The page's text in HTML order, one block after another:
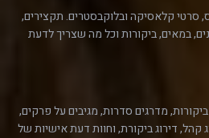
סרטי קלאסיקה ובלוקבסטרים. תקצירים,
במאים, ביקורות וכל מה שצריך לדעת
מדרגים סדרות, מגיבים על פרקים,
קהל, דירוג ביקורת, וחוות דעת אישיות של